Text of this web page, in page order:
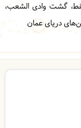
گشت وادی الشعب،
دریای عمان